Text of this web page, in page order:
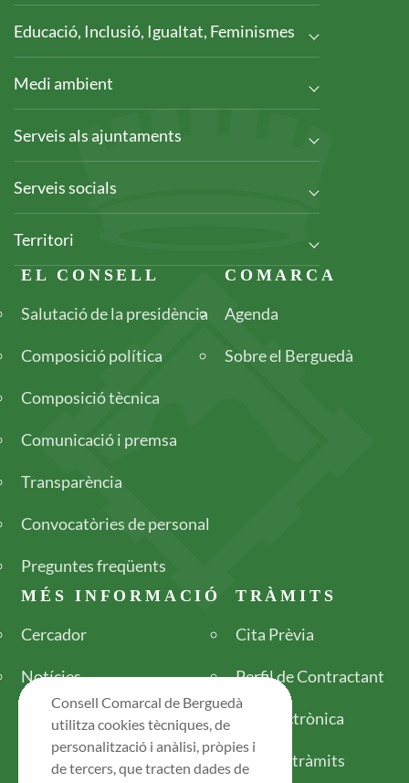
Educació, Inclusió, Igualtat, Feminismes
Medi ambient
Serveis als ajuntaments
Serveis socials
Territori
Footer
EL CONSELL
Salutació de la presidència
Composició política
Composició tècnica
Comunicació i premsa
Transparència
Convocatòries de personal
Preguntes freqüents
COMARCA
Agenda
Sobre el Berguedà
MÉS INFORMACIÓ
Cercador
Notícies
TRÀMITS
Cita Prèvia
Perfil de Contractant
Seu electrònica
Tots els tràmits
Consell Comarcal de Berguedà
utilitza cookies tècniques, de
personalització i anàlisi, pròpies i
de tercers, que tracten dades de